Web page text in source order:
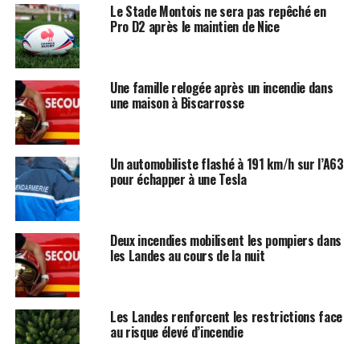
Le Stade Montois ne sera pas repêché en
Pro D2 après le maintien de Nice
Une famille relogée après un incendie dans
une maison à Biscarrosse
Un automobiliste flashé à 191 km/h sur l’A63
pour échapper à une Tesla
Deux incendies mobilisent les pompiers dans
les Landes au cours de la nuit
Les Landes renforcent les restrictions face
au risque élevé d’incendie